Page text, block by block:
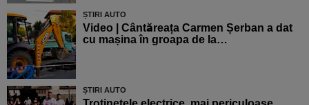
ȘTIRI AUTO
Video | Cântăreața Carmen Șerban a dat
cu mașina în groapa de la…
ȘTIRI AUTO